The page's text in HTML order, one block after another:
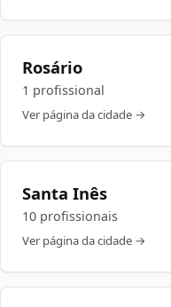
Rosário
1 profissional
Ver página da cidade →
Santa Inês
10 profissionais
Ver página da cidade →